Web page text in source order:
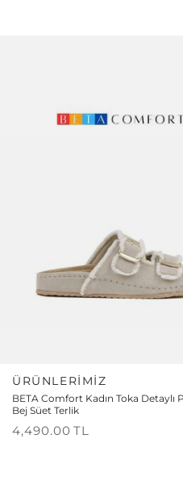
ÜRÜNLERIMIZ
BETA Comfort Kadın Toka Detaylı
Bej Süet Terlik
4,490.00 TL